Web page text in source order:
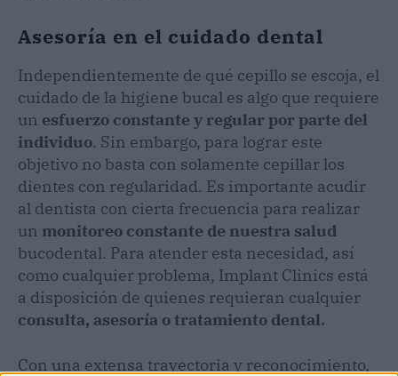
Asesoría en el cuidado dental
Independientemente de qué cepillo se escoja, el
cuidado de la higiene bucal es algo que requiere
un esfuerzo constante y regular por parte del
individuo. Sin embargo, para lograr este
objetivo no basta con solamente cepillar los
dientes con regularidad. Es importante acudir
al dentista con cierta frecuencia para realizar
un monitoreo constante de nuestra salud
bucodental. Para atender esta necesidad, así
como cualquier problema, Implant Clinics está
a disposición de quienes requieran cualquier
consulta, asesoría o tratamiento dental.
Con una extensa trayectoria y reconocimiento,